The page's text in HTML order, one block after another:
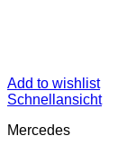
Add to wishlist
Schnellansicht
Mercedes